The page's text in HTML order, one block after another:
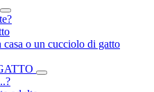
o un cucciolo di gatto